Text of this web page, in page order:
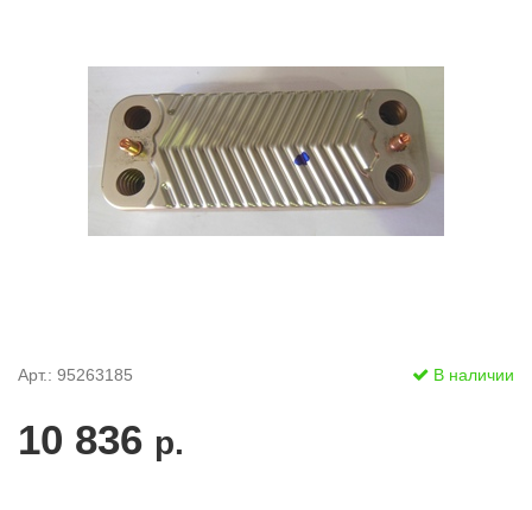
Арт.: 95263185 В наличии
10 836 р.